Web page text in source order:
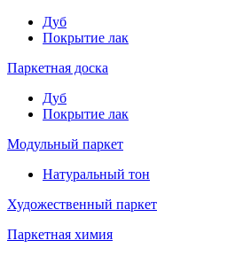
Дуб
Покрытие лак
Паркетная доска
Дуб
Покрытие лак
Модульный паркет
Натуральный тон
Художественный паркет
Паркетная химия